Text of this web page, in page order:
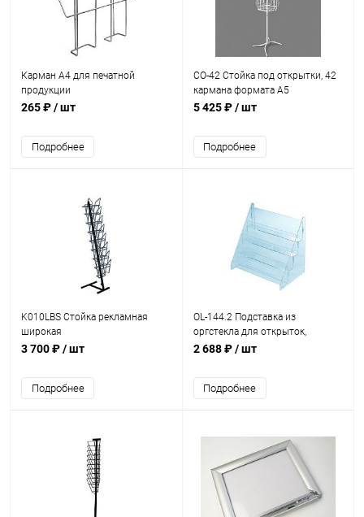
Карман А4 для печатной
продукции
265 ₽/ шт
Подробнее
СО-42 Стойка под открытки, 42
кармана формата А5
5 425 ₽/ шт
Подробнее
K010LBS Стойка рекламная
широкая
3 700 ₽/ шт
Подробнее
OL-144.2 Подставка из
оргстекла для открыток,
355х330 мм
2 688 ₽/ шт
Подробнее